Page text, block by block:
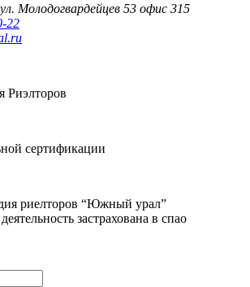
Молодогвардейцев 53 офис 315
22
Риэлторов
сертификации
риелторов “Южный урал”
застрахована в спао